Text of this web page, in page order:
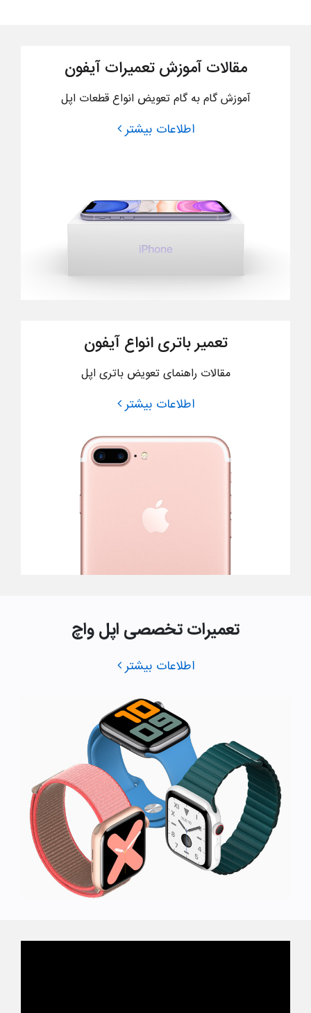
مقالات آموزش تعمیرات آیفون
آموزش گام به گام تعویض انواع قطعات اپل
اطلاعات بیشتر
تعمیر باتری انواع آیفون
مقالات راهنمای تعویض باتری اپل
اطلاعات بیشتر
تعمیرات تخصصی اپل واچ
اطلاعات بیشتر